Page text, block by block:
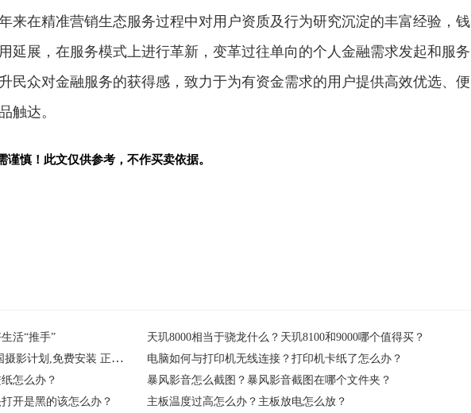
来在精准营销生态服务过程中对用户资质及行为研究沉淀的丰富经验，钱
延展，在服务模式上进行革新，变革过往单向的个人金融需求发起和服务
民众对金融服务的获得感，致力于为有资金需求的用户提供高效优选、便
触达。
慎！此文仅供参考，不作买卖依据。
活“推手” 天玑8000相当于骁龙什么？天玑8100和9000哪个值得买？
【Adobe国际认证中文官网】Adobe中国摄影计划,免费安装 正版激活
电脑如何与打印机无线连接？打印机卡纸了怎么办？
怎么办？
暴风影音怎么截图？暴风影音截图在哪个文件夹？
开是黑的该怎么办？
主板温度过高怎么办？主板放电怎么放？